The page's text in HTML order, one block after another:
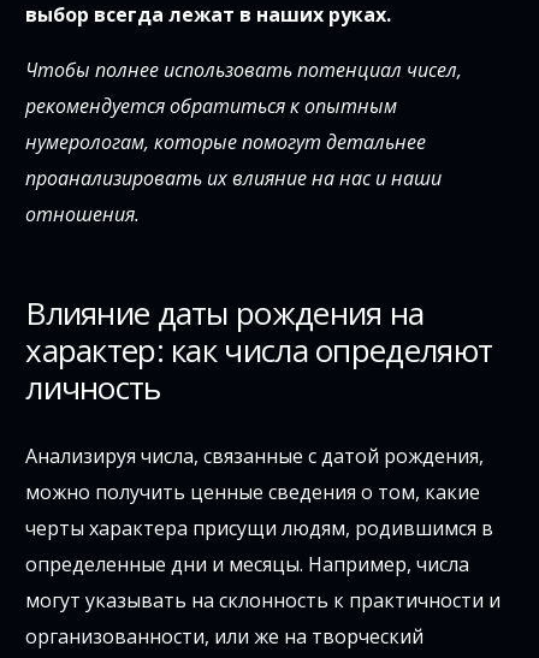
выбор всегда лежат в наших руках.
Чтобы полнее использовать потенциал чисел,
рекомендуется обратиться к опытным
нумерологам, которые помогут детальнее
проанализировать их влияние на нас и наши
отношения.
Влияние даты рождения на
характер: как числа определяют
личность
Анализируя числа, связанные с датой рождения,
можно получить ценные сведения о том, какие
черты характера присущи людям, родившимся в
определенные дни и месяцы. Например, числа
могут указывать на склонность к практичности и
организованности, или же на творческий